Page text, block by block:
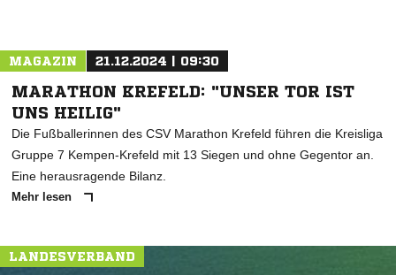
MAGAZIN 21.12.2024 | 09:30
MARATHON KREFELD: "UNSER TOR IST
UNS HEILIG"
Die Fußballerinnen des CSV Marathon Krefeld führen die Kreisliga
Gruppe 7 Kempen-Krefeld mit 13 Siegen und ohne Gegentor an.
Eine herausragende Bilanz.
Mehr lesen
LANDESVERBAND